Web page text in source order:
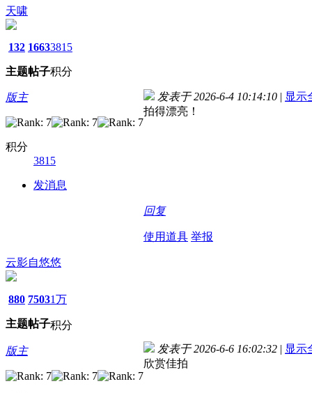
天啸
132
主题
1663
帖子
3815
积分
版主
积分
3815
发消息
发表于 2026-6-4 10:14:10 | 显示
拍得漂亮！
回复
使用道具 举报
云影自悠悠
880
主题
7503
帖子
1万
积分
版主 发表于 2026-6-6 16:02:32 | 显示
欣赏佳拍